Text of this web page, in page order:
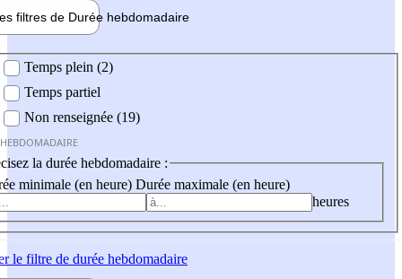
filtres de Durée hebdomadaire
Temps plein (2)
Temps partiel
Non renseignée (19)
la durée hebdomadaire :
minimale (en heure) Durée maximale (en heure)
heures
le filtre de durée hebdomadaire